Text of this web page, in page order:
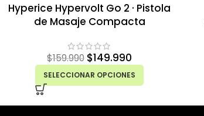
Hyperice Hypervolt Go 2 · Pistola
de Masaje Compacta
$159.990 $149.990
SELECCIONAR OPCIONES